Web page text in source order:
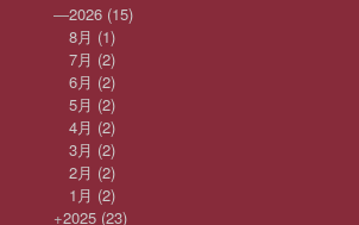
—2026 (15)
8月 (1)
7月 (2)
6月 (2)
5月 (2)
4月 (2)
3月 (2)
2月 (2)
1月 (2)
+2025 (23)